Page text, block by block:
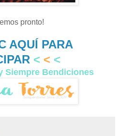
pronto!
AQUÍ PARA
< < <
Siempre Bendiciones